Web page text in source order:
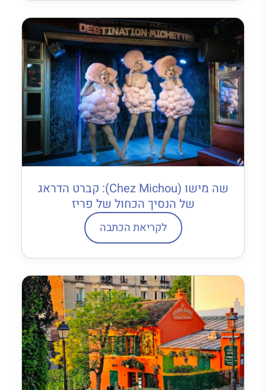
שה מישו (Chez Michou): קברט הדראג
של הנסיך הכחול של פריז
לקריאת הכתבה